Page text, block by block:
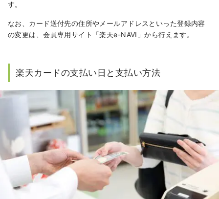
す。
なお、カード送付先の住所やメールアドレスといった登録内容
の変更は、会員専用サイト「楽天e-NAVI」から行えます。
楽天カードの支払い日と支払い方法